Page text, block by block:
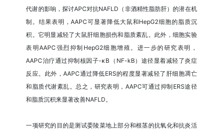
代谢的影响，探讨APC对抗NAFLD（非酒精性脂肪肝）的潜在机
制。结果表明，AAPC可显著降低大鼠和HepG2细胞的脂质沉
积。它明显减轻了大鼠肝细胞损伤和脂质紊乱。此外，细胞实验
表明AAPC强烈抑制HepG2细胞增殖。进一步的研究表明，
AAPC治疗通过抑制核因子-κB（NF-kB）途径显着减轻了炎症
反应。此外，AAPC通过降低ERS的程度显著减轻了肝细胞凋亡
和脂质代谢紊乱。总之，研究表明，AAPC可通过抑制ERS途径
和脂质沉积来显著改善NAFLD。
一项研究的目的是测试委陵菜地上部分和根茎的抗氧化和抗炎活